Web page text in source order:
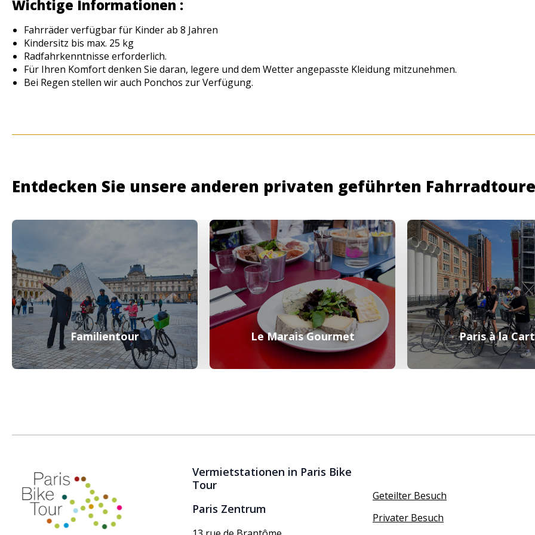
Wichtige Informationen :
Fahrräder verfügbar für Kinder ab 8 Jahren
Kindersitz bis max. 25 kg
Radfahrkenntnisse erforderlich.
Für Ihren Komfort denken Sie daran, legere und dem Wetter angepasste Kleidung mitzunehmen.
Bei Regen stellen wir auch Ponchos zur Verfügung.
Entdecken Sie unsere anderen privaten geführten
Familientour Le Marais Gourmet Paris à la
Vermietstationen in Paris Bike
Tour
Paris Zentrum
Geteilter Besuch
Privater Besuch